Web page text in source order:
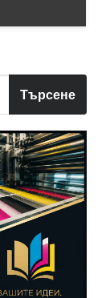
Търсене